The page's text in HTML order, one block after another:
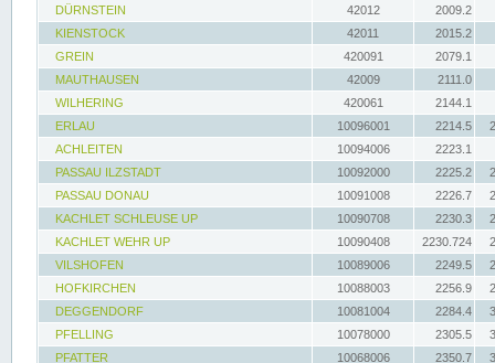
DÜRNSTEIN
42012
2009.2
KIENSTOCK
42011
2015.2
GREIN
420091
2079.1
MAUTHAUSEN
42009
2111.0
WILHERING
420061
2144.1
ERLAU
10096001 2214.5
ACHLEITEN
10094006
2223.1
PASSAU ILZSTADT
10092000 2225.2
PASSAU DONAU
10091008 2226.7
KACHLET SCHLEUSE UP
10090708 2230.3
KACHLET WEHR UP
10090408 2230.724
VILSHOFEN
10089006 2249.5
HOFKIRCHEN
10088003 2256.9
DEGGENDORF
10081004 2284.4
PFELLING
10078000 2305.5
PFATTER
10068006 2350.7